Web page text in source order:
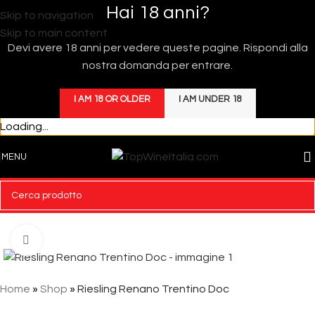
Hai 18 anni?
Devi avere 18 anni per vedere queste pagine. Rispondi alla
nostra domanda per entrare.
I AM 18 OR OLDER I AM UNDER 18
Loading...
Skip to navigation
Skip to main content
MENU
Home » Shop » Riesling Renano Trentino Doc